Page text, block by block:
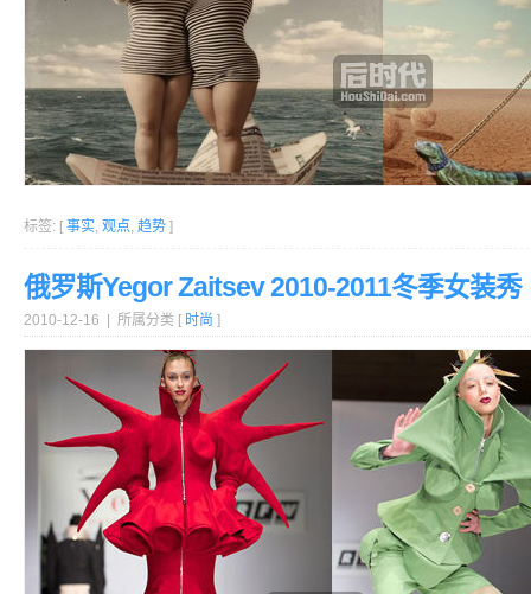
标签: [ 事实, 观点, 趋势 ]
俄罗斯Yegor Zaitsev 2010-2011冬季女装秀
2010-12-16 | 所属分类 [ 时尚 ]